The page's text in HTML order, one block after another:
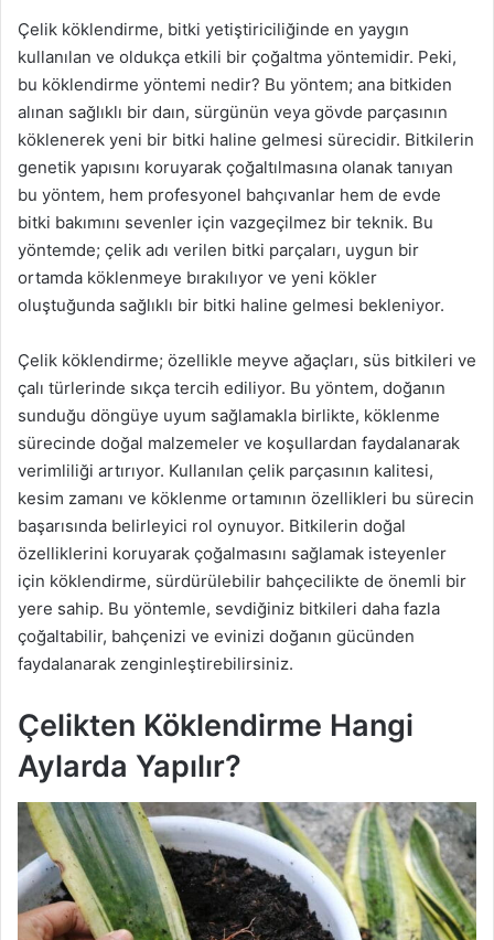
Çelik köklendirme, bitki yetiştiriciliğinde en yaygın
kullanılan ve oldukça etkili bir çoğaltma yöntemidir. Peki,
bu köklendirme yöntemi nedir? Bu yöntem; ana bitkiden
alınan sağlıklı bir daın, sürgünün veya gövde parçasının
köklenerek yeni bir bitki haline gelmesi sürecidir. Bitkilerin
genetik yapısını koruyarak çoğaltılmasına olanak tanıyan
bu yöntem, hem profesyonel bahçıvanlar hem de evde
bitki bakımını sevenler için vazgeçilmez bir teknik. Bu
yöntemde; çelik adı verilen bitki parçaları, uygun bir
ortamda köklenmeye bırakılıyor ve yeni kökler
oluştuğunda sağlıklı bir bitki haline gelmesi bekleniyor.
Çelik köklendirme; özellikle meyve ağaçları, süs bitkileri ve
çalı türlerinde sıkça tercih ediliyor. Bu yöntem, doğanın
sunduğu döngüye uyum sağlamakla birlikte, köklenme
sürecinde doğal malzemeler ve koşullardan faydalanarak
verimliliği artırıyor. Kullanılan çelik parçasının kalitesi,
kesim zamanı ve köklenme ortamının özellikleri bu sürecin
başarısında belirleyici rol oynuyor. Bitkilerin doğal
özelliklerini koruyarak çoğalmasını sağlamak isteyenler
için köklendirme, sürdürülebilir bahçecilikte de önemli bir
yere sahip. Bu yöntemle, sevdiğiniz bitkileri daha fazla
çoğaltabilir, bahçenizi ve evinizi doğanın gücünden
faydalanarak zenginleştirebilirsiniz.
Çelikten Köklendirme Hangi
Aylarda Yapılır?